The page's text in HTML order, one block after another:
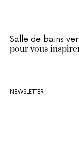
Salle de bains
pour vous
NEWSLETTER